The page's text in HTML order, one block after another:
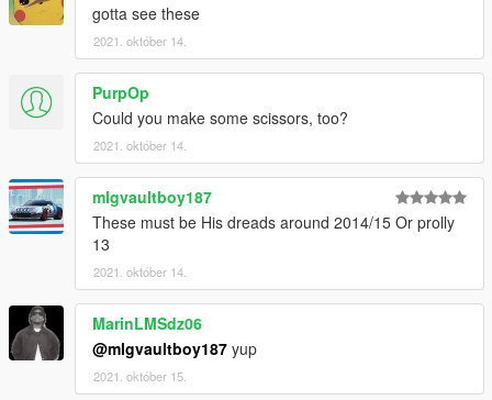
gotta see these
2021. október 14.
PurpOp
Could you make some scissors, too?
2021. október 14.
mlgvaultboy187
These must be His dreads around 2014/15 Or prolly
13
2021. október 14.
MarinLMSdz06
@mlgvaultboy187 yup
2021. október 15.